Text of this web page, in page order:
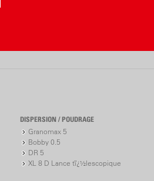
DISPERSION / POUDRAGE
Granomax 5
Bobby 0.5
DR 5
XL 8 D Lance tï¿½lescopique